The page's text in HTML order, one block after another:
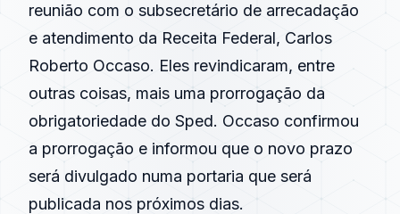
reunião com o subsecretário de arrecadação
e atendimento da Receita Federal, Carlos
Roberto Occaso. Eles revindicaram, entre
outras coisas, mais uma prorrogação da
obrigatoriedade do Sped. Occaso confirmou
a prorrogação e informou que o novo prazo
será divulgado numa portaria que será
publicada nos próximos dias.